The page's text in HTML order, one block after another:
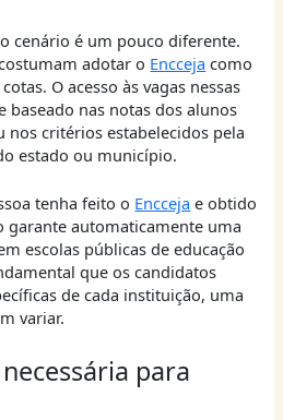
cenário é um pouco diferente.
adotar o Encceja como
O acesso às vagas nessas
baseado nas notas dos alunos
nos critérios estabelecidos pela
estado ou município.
tenha feito o Encceja e obtido
garante automaticamente uma
escolas públicas de educação
que os candidatos
de cada instituição, uma
variar.
para